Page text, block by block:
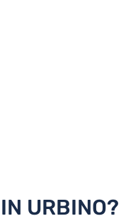
URBINO?